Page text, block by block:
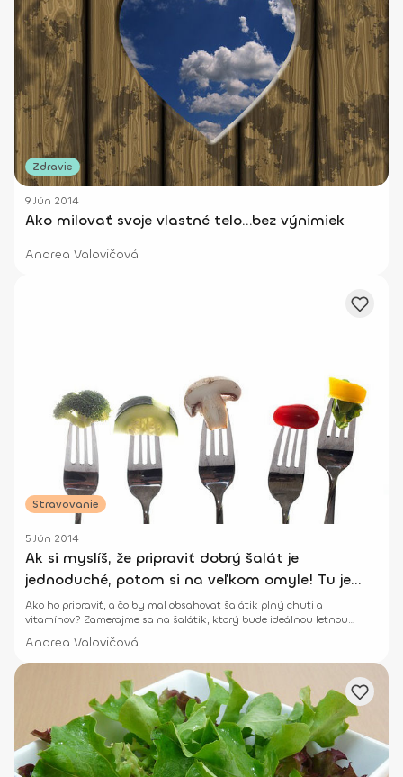
Zdravie
9 Jún 2014
Ako milovať svoje vlastné telo...bez výnimiek
Andrea Valovičová
Stravovanie
5 Jún 2014
Ak si myslíš, že pripraviť dobrý šalát je
jednoduché, potom si na veľkom omyle! Tu je
návod
Ako ho pripraviť, a čo by mal obsahovať šalátik plný chuti a
vitamínov? Zamerajme sa na šalátik, ktorý bude ideálnou letnou
prílohou k mäsku, rybke, či inej dobrotke.
Andrea Valovičová